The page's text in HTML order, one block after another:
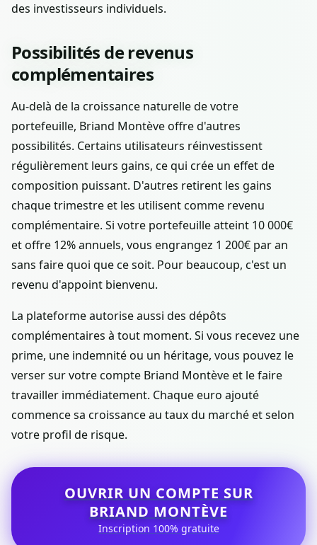
des investisseurs individuels.
Possibilités de revenus
complémentaires
Au-delà de la croissance naturelle de votre
portefeuille, Briand Montève offre d'autres
possibilités. Certains utilisateurs réinvestissent
régulièrement leurs gains, ce qui crée un effet de
composition puissant. D'autres retirent les gains
chaque trimestre et les utilisent comme revenu
complémentaire. Si votre portefeuille atteint 10 000€
et offre 12% annuels, vous engrangez 1 200€ par an
sans faire quoi que ce soit. Pour beaucoup, c'est un
revenu d'appoint bienvenu.
La plateforme autorise aussi des dépôts
complémentaires à tout moment. Si vous recevez une
prime, une indemnité ou un héritage, vous pouvez le
verser sur votre compte Briand Montève et le faire
travailler immédiatement. Chaque euro ajouté
commence sa croissance au taux du marché et selon
votre profil de risque.
OUVRIR UN COMPTE SUR
BRIAND MONTÈVE
Inscription 100% gratuite